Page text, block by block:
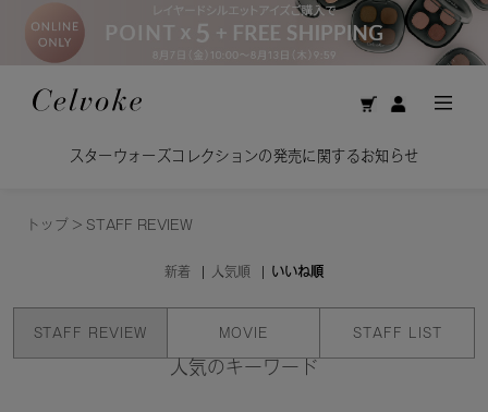
スターウォーズコレクションの発売に関するお知らせ
トップ > STAFF REVIEW
新着 人気順 いいね順
STAFF REVIEW MOVIE STAFF LIST
人気のキーワード